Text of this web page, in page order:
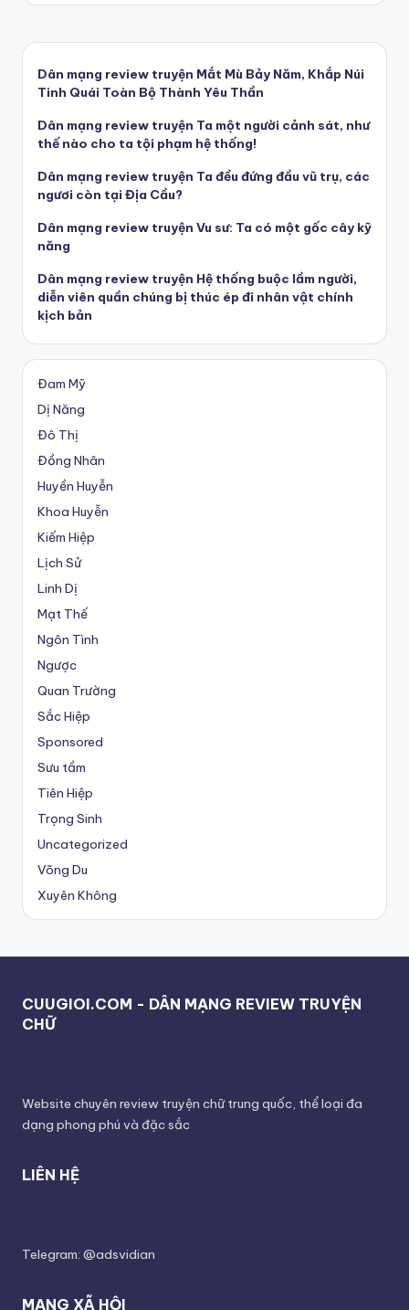
Dân mạng review truyện Mắt Mù Bảy Năm, Khắp Núi
Tinh Quái Toàn Bộ Thành Yêu Thần
Dân mạng review truyện Ta một người cảnh sát, như
thế nào cho ta tội phạm hệ thống!
Dân mạng review truyện Ta đều đứng đầu vũ trụ, các
ngươi còn tại Địa Cầu?
Dân mạng review truyện Vu sư: Ta có một gốc cây kỹ
năng
Dân mạng review truyện Hệ thống buộc lầm người,
diễn viên quần chúng bị thúc ép đi nhân vật chính
kịch bản
Đam Mỹ
Dị Năng
Đô Thị
Đồng Nhân
Huyền Huyễn
Khoa Huyễn
Kiếm Hiệp
Lịch Sử
Linh Dị
Mạt Thế
Ngôn Tình
Ngược
Quan Trường
Sắc Hiệp
Sponsored
Sưu tầm
Tiên Hiệp
Trọng Sinh
Uncategorized
Võng Du
Xuyên Không
CUUGIOI.COM - DÂN MẠNG REVIEW TRUYỆN
CHỮ
Website chuyên review truyện chữ trung quốc, thể loại đa
dạng phong phú và đặc sắc
LIÊN HỆ
Telegram: @adsvidian
MẠNG XÃ HỘI